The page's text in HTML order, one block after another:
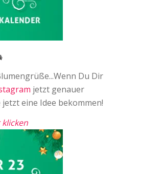
Du Dir
jetzt genauer
eine Idee bekommen!